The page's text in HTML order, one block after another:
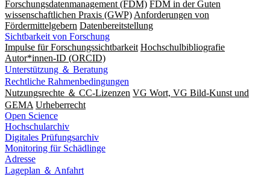
Forschungsdatenmanagement (FDM) FDM in der Guten
wissenschaftlichen Praxis (GWP) Anforderungen von
Fördermittelgebern Datenbereitstellung
Sichtbarkeit von Forschung
Impulse für Forschungssichtbarkeit Hochschulbibliografie
Autor*innen-ID (ORCID)
Unterstützung ＆ Beratung
Rechtliche Rahmenbedingungen
Nutzungsrechte ＆ CC-Lizenzen VG Wort, VG Bild-Kunst und
GEMA Urheberrecht
Open Science
Hochschularchiv
Digitales Prüfungsarchiv
Monitoring für Schädlinge
Adresse
Lageplan ＆ Anfahrt